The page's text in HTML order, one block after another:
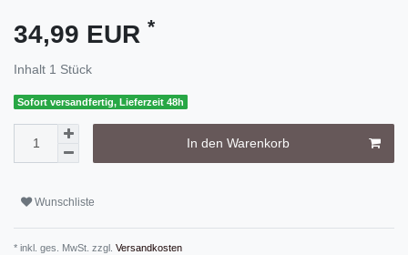
34,99 EUR *
Inhalt 1 Stück
Sofort versandfertig, Lieferzeit 48h
In den Warenkorb
Wunschliste
* inkl. ges. MwSt. zzgl. Versandkosten